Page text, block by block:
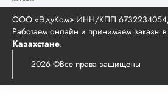
ООО «ЭдуКом» ИНН/КПП 6732234054/
Работаем онлайн и принимаем заказы в
Казахстане.
2026 ©Все права защищены